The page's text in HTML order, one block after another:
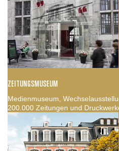
ZEITUNGSMUSEUM
Medienmuseum,
200.000 Zeitungen und